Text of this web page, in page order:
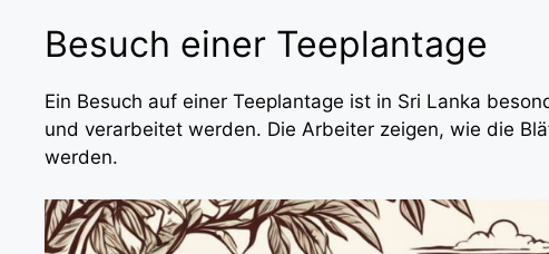
Besuch einer Teeplantage
Ein Besuch auf einer Teeplantage ist in Sri Lanka
und verarbeitet werden. Die Arbeiter zeigen, wie die
werden.